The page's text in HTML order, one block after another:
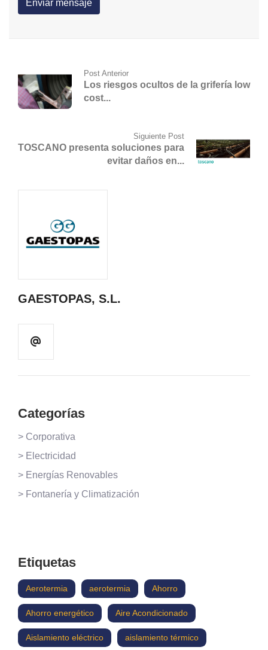
Post Anterior
Los riesgos ocultos de la grifería low
cost...
Siguiente Post
TOSCANO presenta soluciones para
evitar daños en...
GAESTOPAS, S.L.
Categorías
> Corporativa
> Electricidad
> Energías Renovables
> Fontanería y Climatización
Etiquetas
Aerotermia aerotermia Ahorro
Ahorro energético Aire Acondicionado
Aislamiento eléctrico aislamiento térmico